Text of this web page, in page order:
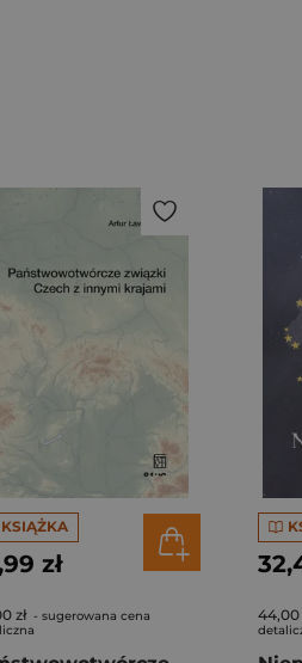
KSIĄŻKA
zł
zł - sugerowana cena
44,00